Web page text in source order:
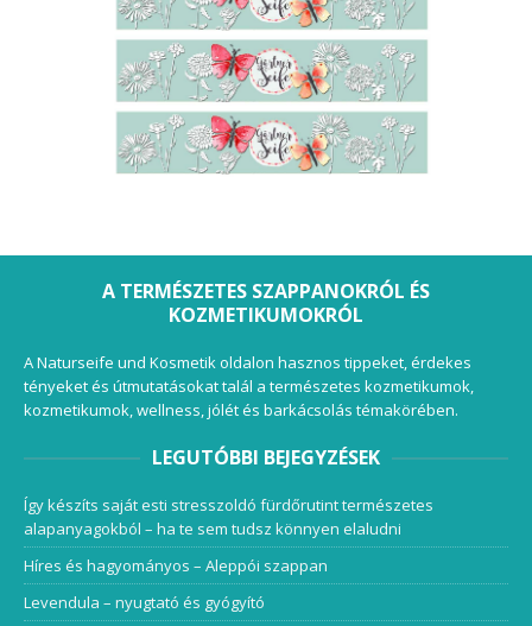
A TERMÉSZETES SZAPPANOKRÓL ÉS
KOZMETIKUMOKRÓL
A Naturseife und Kosmetik oldalon hasznos tippeket, érdekes
tényeket és útmutatásokat talál a természetes kozmetikumok,
kozmetikumok, wellness, jólét és barkácsolás témakörében.
LEGUTÓBBI BEJEGYZÉSEK
Így készíts saját esti stresszoldó fürdőrutint természetes
alapanyagokból – ha te sem tudsz könnyen elaludni
Híres és hagyományos – Aleppói szappan
Levendula – nyugtató és gyógyító